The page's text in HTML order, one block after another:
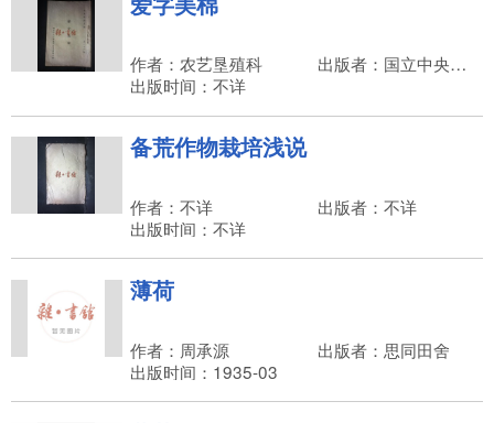
作者：农艺垦殖科
出版者：国立中央大学农学院推广部
出版时间：不详
备荒作物栽培浅说
作者：不详
出版者：不详
出版时间：不详
薄荷
作者：周承源
出版者：思同田舍
出版时间：1935-03